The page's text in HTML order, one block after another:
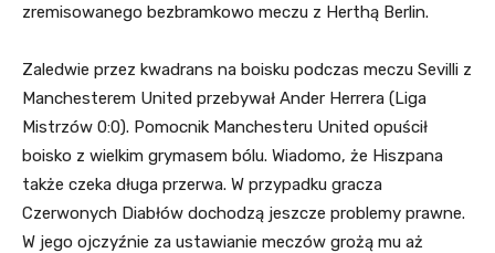
zremisowanego bezbramkowo meczu z Herthą Berlin.
Zaledwie przez kwadrans na boisku podczas meczu Sevilli z
Manchesterem United przebywał Ander Herrera (Liga
Mistrzów 0:0). Pomocnik Manchesteru United opuścił
boisko z wielkim grymasem bólu. Wiadomo, że Hiszpana
także czeka długa przerwa. W przypadku gracza
Czerwonych Diabłów dochodzą jeszcze problemy prawne.
W jego ojczyźnie za ustawianie meczów grożą mu aż